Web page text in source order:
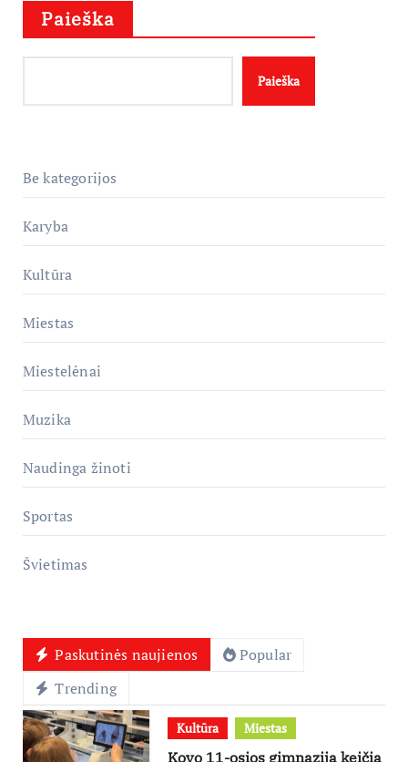
Paieška
Paieška
Be kategorijos
Karyba
Kultūra
Miestas
Miestelėnai
Muzika
Naudinga žinoti
Sportas
Švietimas
Paskutinės naujienos
Popular
Trending
Kultūra Miestas
Kovo 11-osios gimnazija keičia